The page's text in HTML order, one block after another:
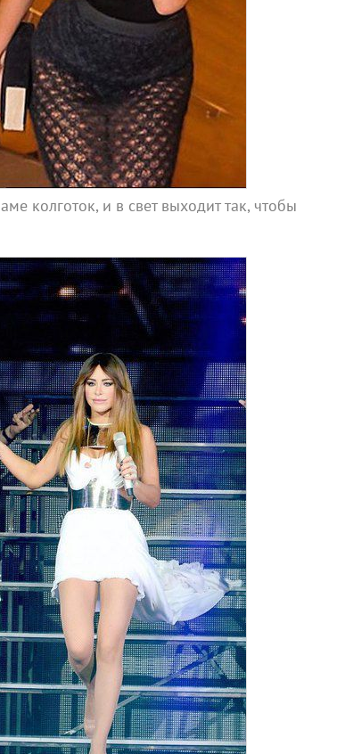
колготок, и в свет выходит так, чтобы